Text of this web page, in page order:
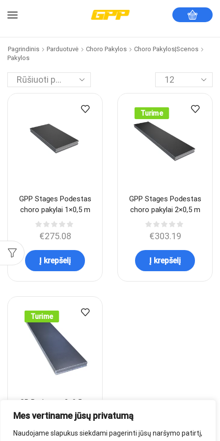
Mes vertiname jūsų privatumą
Naudojame slapukus siekdami pagerinti jūsų naršymo patirtį,
Pagrindinis Parduotuvė Choro Pakylos
Choro Pakylos|Scenos
Pakylos
GPP Stages Podestas
choro pakylai 1×0,5 m
€275.08
Į krepšelį
Turime
GPP Stages Podestas
choro pakylai 2×0,5 m
€303.19
Į krepšelį
Turime
SP Podestas 2×0,5 m
306.13